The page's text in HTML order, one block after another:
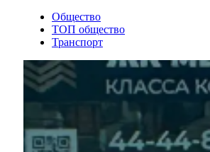
Общество
ТОП общество
Транспорт